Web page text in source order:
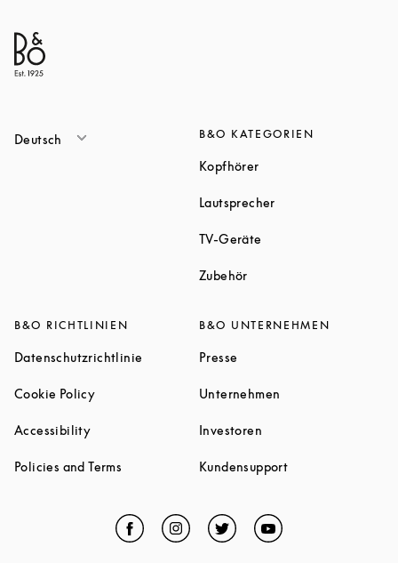
Deutsch B&O KATEGORIEN
KopfhörerLink Opens in New Tab
LautsprecherLink Opens in New
TV-Geräte
ZubehörLink Opens in New Tab
B&O RICHTLINIEN
Datenschutzrichtlinie Link Opens in New Tab
Cookie PolicyLink Opens in New Tab
AccessibilityLink Opens in New Tab
Policies and Terms Link Opens in New Tab
B&O UNTERNEHMEN
Presse
Unternehmen
Investoren
KundensupportLink Opens in
Facebook
Link Opens in New Tab
Instagram
Link Opens in New Tab
TwitterLink Opens in New Tab
YouTubeLink Opens in